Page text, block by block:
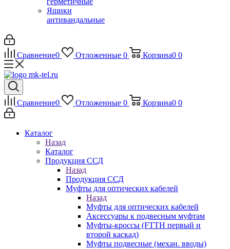
Ящики
антивандальные
Сравнение0 Отложенные 0 Корзина0 0
Сравнение0 Отложенные 0 Корзина0 0
Каталог
Назад
Каталог
Продукция ССД
Назад
Продукция ССД
Муфты для оптических кабелей
Назад
Муфты для оптических кабелей
Аксессуары к подвесным муфтам
Муфты-кроссы (FTTH первый и
второй каскад)
Муфты подвесные (механ. вводы)